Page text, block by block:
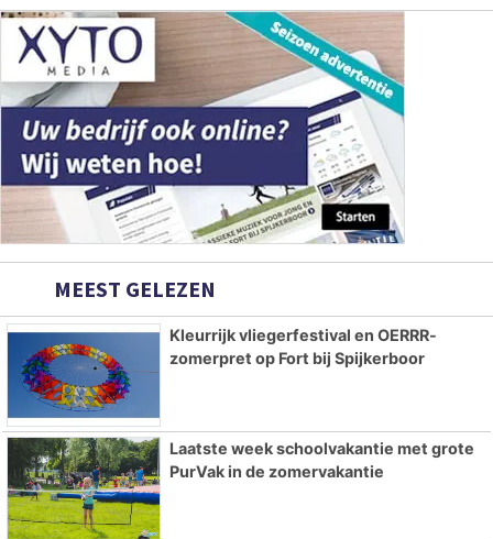
MEEST GELEZEN
Kleurrijk vliegerfestival en OERRR-
zomerpret op Fort bij Spijkerboor
Laatste week schoolvakantie met grote
PurVak in de zomervakantie